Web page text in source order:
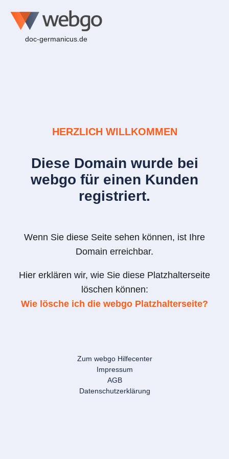
doc-germanicus.de
HERZLICH WILLKOMMEN
Diese Domain wurde bei
webgo für einen Kunden
registriert.
Wenn Sie diese Seite sehen können, ist Ihre
Domain erreichbar.
Hier erklären wir, wie Sie diese Platzhalterseite
löschen können:
Wie lösche ich die webgo Platzhalterseite?
Zum webgo Hilfecenter
Impressum
AGB
Datenschutzerklärung